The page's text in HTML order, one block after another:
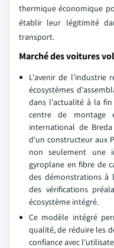
thermique économique
établir leur légitimité
transport.
Marché des voitures
L'avenir de l'industrie
écosystèmes
dans l'actualité à la
centre de
international de
d'un constructeur aux
non seulement une
gyroplane en fibre de
des démonstrations
des vérifications
écosystème intégré.
Ce modèle intégré
qualité, de réduire les
confiance avec